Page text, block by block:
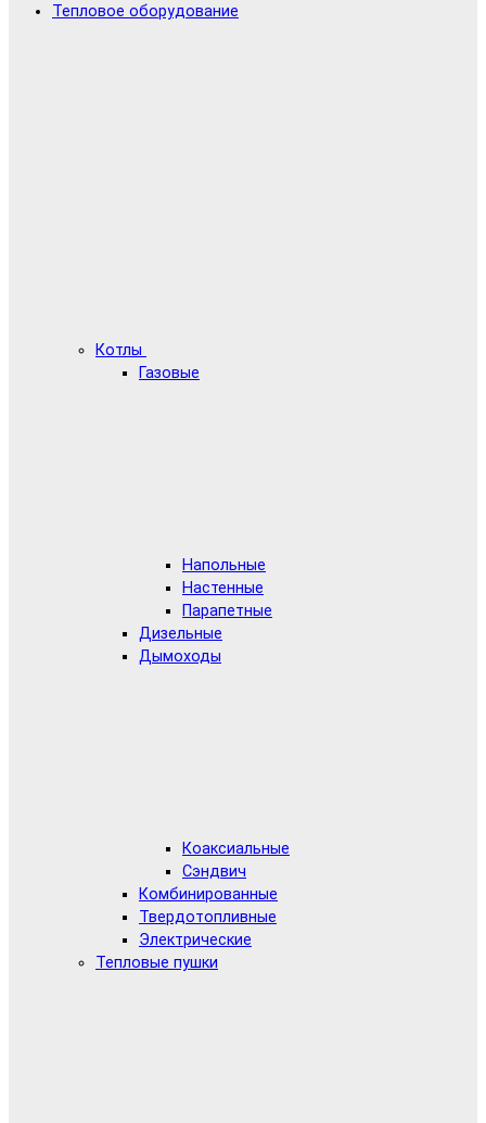
Тепловое оборудование
Котлы
Газовые
Напольные
Настенные
Парапетные
Дизельные
Дымоходы
Коаксиальные
Сэндвич
Комбинированные
Твердотопливные
Электрические
Тепловые пушки